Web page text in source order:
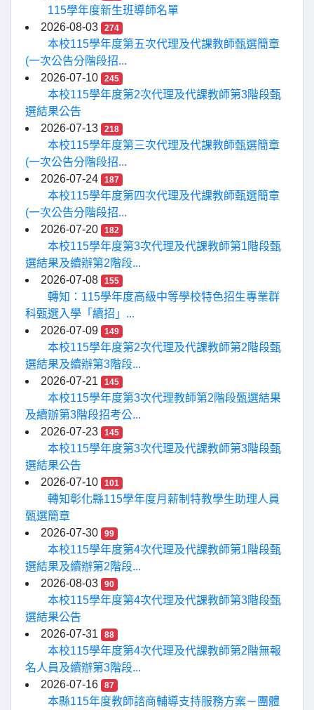
115學年度新生班導師名單
2026-08-03
274
本校115學年度第五次代理及代課教師甄選簡章
(一次公告分階段招...
2026-07-10
245
本校115學年度第2次代理及代課教師第3階段甄
選結果公告
2026-07-13
218
本校115學年度第三次代理及代課教師甄選簡章
(一次公告分階段招...
2026-07-24
187
本校115學年度第四次代理及代課教師甄選簡章
(一次公告分階段招...
2026-07-20
182
本校115學年度第3次代理及代課教師第1階段甄
選結果及續辦第2階段...
2026-07-08
155
轉知：115學年度高級中等學校特色招生專業群
科甄選入學「續招」...
2026-07-09
149
本校115學年度第2次代理及代課教師第2階段甄
選結果及續辦第3階段...
2026-07-21
145
本校115學年度第3次代理教師第2階段甄選結果
及續辦第3階段招考公...
2026-07-23
145
本校115學年度第3次代理及代課教師第3階段甄
選結果公告
2026-07-10
101
轉知彰化縣115學年度月薪制特教學生助理人員
甄選簡章
2026-07-30
99
本校115學年度第4次代理及代課教師第1階段甄
選結果及續辦第2階段...
2026-08-03
90
本校115學年度第4次代理及代課教師第3階段甄
選結果公告
2026-07-31
88
本校115學年度第4次代理及代課教師第2階無報
名人員及續辦第3階段...
2026-07-16
87
本縣115年度教師諮商輔導支持服務方案－團體